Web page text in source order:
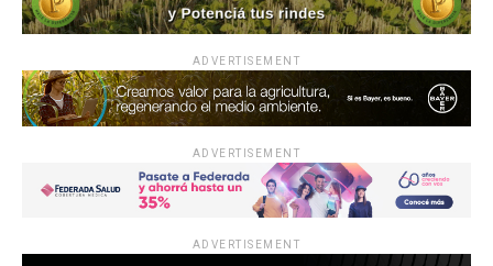
ADVERTISEMENT
ADVERTISEMENT
ADVERTISEMENT